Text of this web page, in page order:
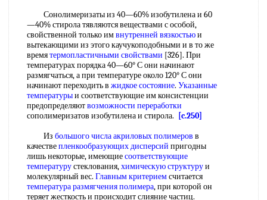
Сонолимеризаты из 40—60% изобутилена и 60
—40% стирола тявляются веществами с особой,
свойственной только имвнутренней вязкостьюи
вытекающими из этого каучукоподобными и в то же
времятермопластичными свойствами [326]. При
температурах порядка 40—60° С они начинают
размягчаться, а при температуре около 120° С они
начинают переходить в жидкое состояние. Указанные
температурыи соответствующие им консистенции
предопределяютвозможности переработки
сополимеризатов изобутилена и стирола.
[c.250]
Из большого числаакриловых полимеров в
качествепленкообразующих дисперсий пригодны
лишь некоторые, имеющиесоответствующие
температурустеклования,химическую структуруи
молекулярный вес. Главным критериемсчитается
температура размягчения полимера, при которой он
теряет жесткость и происходит слияние частиц.